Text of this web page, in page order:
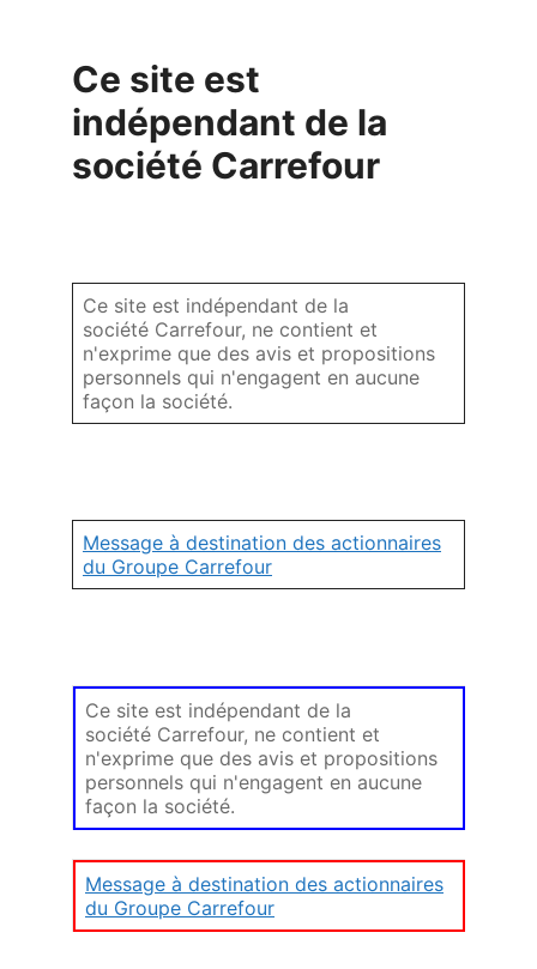
Ce site est
indépendant de la
société Carrefour
Ce site est indépendant de la
société Carrefour, ne contient et
n'exprime que des avis et propositions
personnels qui n'engagent en aucune
façon la société.
Message à destination des actionnaires
du Groupe Carrefour
Ce site est indépendant de la
société Carrefour, ne contient et
n'exprime que des avis et propositions
personnels qui n'engagent en aucune
façon la société.
Message à destination des actionnaires
du Groupe Carrefour